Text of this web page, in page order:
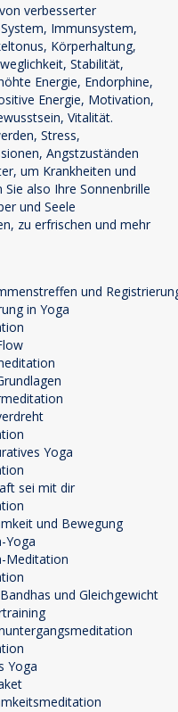
verbesserter
Immunsystem,
Körperhaltung,
Stabilität,
Energie, Endorphine,
Energie, Motivation,
Vitalität.
Stress,
Angstzuständen
um Krankheiten und
also Ihre Sonnenbrille
und Seele
zu erfrischen und mehr
und
in Yoga
Yoga
sei mit dir
und Bewegung
Yoga
Meditation
und Gleichgewicht
Yoga